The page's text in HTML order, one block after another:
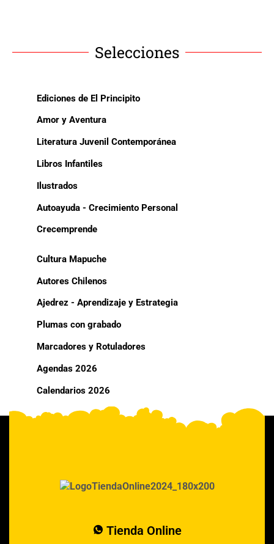
Selecciones
Ediciones de El Principito
Amor y Aventura
Literatura Juvenil Contemporánea
Libros Infantiles
Ilustrados
Autoayuda - Crecimiento Personal
Crecemprende
Cultura Mapuche
Autores Chilenos
Ajedrez - Aprendizaje y Estrategia
Plumas con grabado
Marcadores y Rotuladores
Agendas 2026
Calendarios 2026
Tienda Online